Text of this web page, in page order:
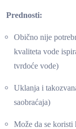
Prednosti:
Obično nije
kvaliteta vode
tvrdoće vode)
Uklanja i
saobraćaja)
Može da se koristi